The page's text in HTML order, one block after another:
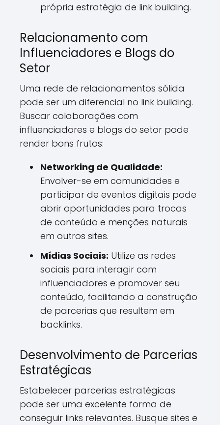
própria estratégia de link building.
Relacionamento com
Influenciadores e Blogs do
Setor
Uma rede de relacionamentos sólida
pode ser um diferencial no link building.
Buscar colaborações com
influenciadores e blogs do setor pode
render bons frutos:
Networking de Qualidade:
Envolver-se em comunidades e
participar de eventos digitais pode
abrir oportunidades para trocas
de conteúdo e menções naturais
em outros sites.
Mídias Sociais: Utilize as redes
sociais para interagir com
influenciadores e promover seu
conteúdo, facilitando a construção
de parcerias que resultem em
backlinks.
Desenvolvimento de Parcerias
Estratégicas
Estabelecer parcerias estratégicas
pode ser uma excelente forma de
conseguir links relevantes. Busque sites e